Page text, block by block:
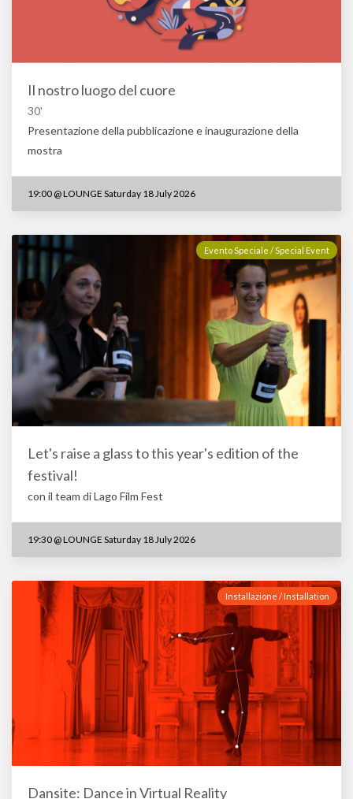
Il nostro luogo del cuore
30'
Presentazione della pubblicazione e inaugurazione della
mostra
19:00 @LOUNGE Saturday 18 July 2026
Evento Speciale / Special Event
Let's raise a glass to this year's edition of the
festival!
con il team di Lago Film Fest
19:30 @LOUNGE Saturday 18 July 2026
Installazione / Installation
Dansite: Dance in Virtual Reality